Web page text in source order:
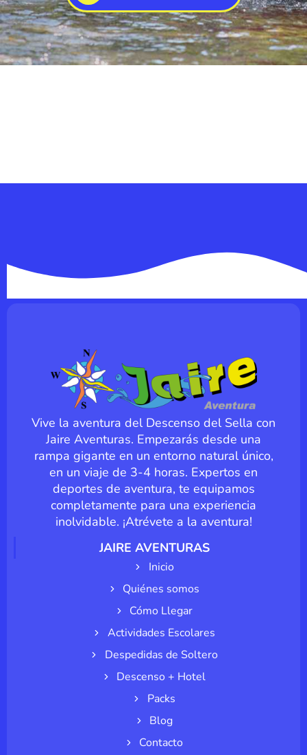
Vive la aventura del Descenso del Sella con
Jaire Aventuras. Empezarás desde una
rampa gigante en un entorno natural único,
en un viaje de 3-4 horas. Expertos en
deportes de aventura, te equipamos
completamente para una experiencia
inolvidable. ¡Atrévete a la aventura!
JAIRE AVENTURAS
Inicio
Quiénes somos
Cómo Llegar
Actividades Escolares
Despedidas de Soltero
Descenso + Hotel
Packs
Blog
Contacto